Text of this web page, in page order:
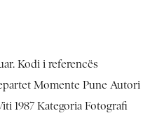
Kodi i referencës
Momente Pune Autori
1987 Kategoria Fotografi